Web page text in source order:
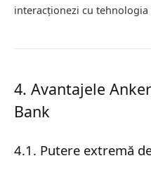
interacționezi cu tehnologia
4. Avantajele
Bank
4.1. Putere extremă